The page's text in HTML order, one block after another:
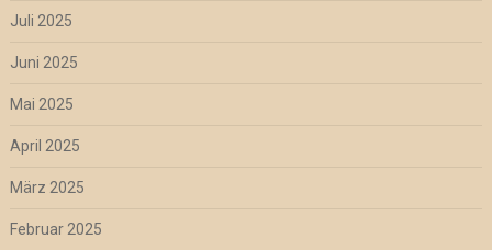
Juli 2025
Juni 2025
Mai 2025
April 2025
März 2025
Februar 2025